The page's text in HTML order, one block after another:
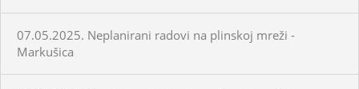
07.05.2025. Neplanirani radovi na plinskoj mreži -
Markušica